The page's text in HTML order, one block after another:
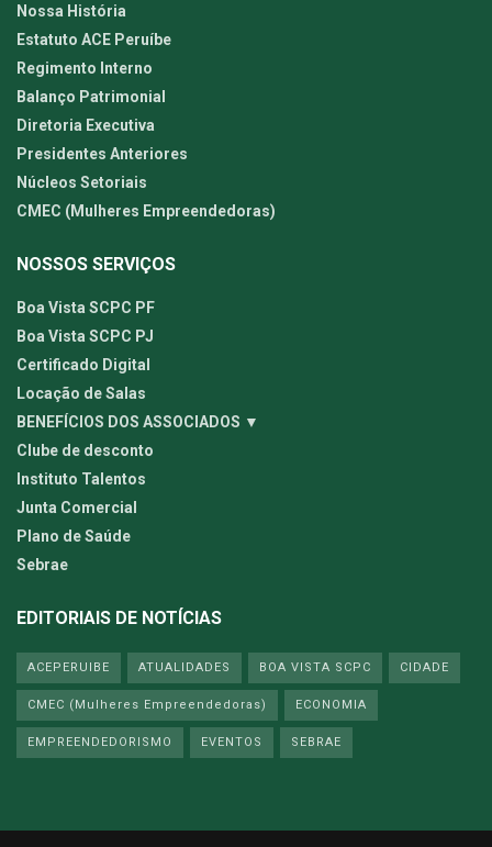
Nossa História
Estatuto ACE Peruíbe
Regimento Interno
Balanço Patrimonial
Diretoria Executiva
Presidentes Anteriores
Núcleos Setoriais
CMEC (Mulheres Empreendedoras)
NOSSOS SERVIÇOS
Boa Vista SCPC PF
Boa Vista SCPC PJ
Certificado Digital
Locação de Salas
BENEFÍCIOS DOS ASSOCIADOS ▼
Clube de desconto
Instituto Talentos
Junta Comercial
Plano de Saúde
Sebrae
EDITORIAIS DE NOTÍCIAS
ACEPERUIBE ATUALIDADES BOA VISTA SCPC CIDADE
CMEC (Mulheres Empreendedoras) ECONOMIA
EMPREENDEDORISMO EVENTOS SEBRAE